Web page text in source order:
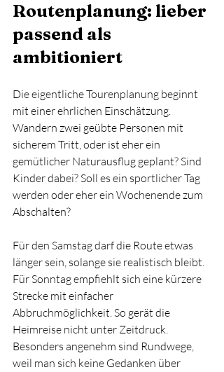
Routenplanung: lieber
passend als
ambitioniert
Die eigentliche Tourenplanung beginnt
mit einer ehrlichen Einschätzung.
Wandern zwei geübte Personen mit
sicherem Tritt, oder ist eher ein
gemütlicher Naturausflug geplant? Sind
Kinder dabei? Soll es ein sportlicher Tag
werden oder eher ein Wochenende zum
Abschalten?
Für den Samstag darf die Route etwas
länger sein, solange sie realistisch bleibt.
Für Sonntag empfiehlt sich eine kürzere
Strecke mit einfacher
Abbruchmöglichkeit. So gerät die
Heimreise nicht unter Zeitdruck.
Besonders angenehm sind Rundwege,
weil man sich keine Gedanken über